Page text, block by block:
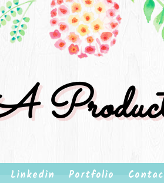
Linkedin Portfolio